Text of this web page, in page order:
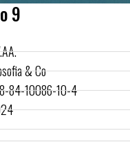
9
& Co
84-10086-10-4